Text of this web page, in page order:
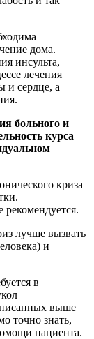
дома.
инсульта,
лечения
и сердце, а
больного и
курса
криза
рекомендуется.
лучше вызвать
и
в
выше
точно знать,
пациента.